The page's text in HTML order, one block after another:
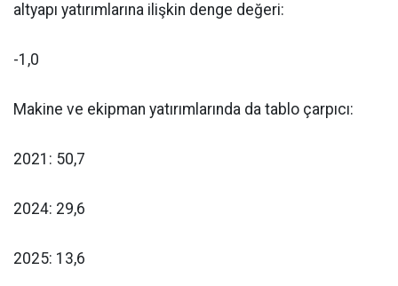
altyapı yatırımlarına ilişkin denge değeri:
-1,0
Makine ve ekipman yatırımlarında da tablo çarpıcı:
2021: 50,7
2024: 29,6
2025: 13,6